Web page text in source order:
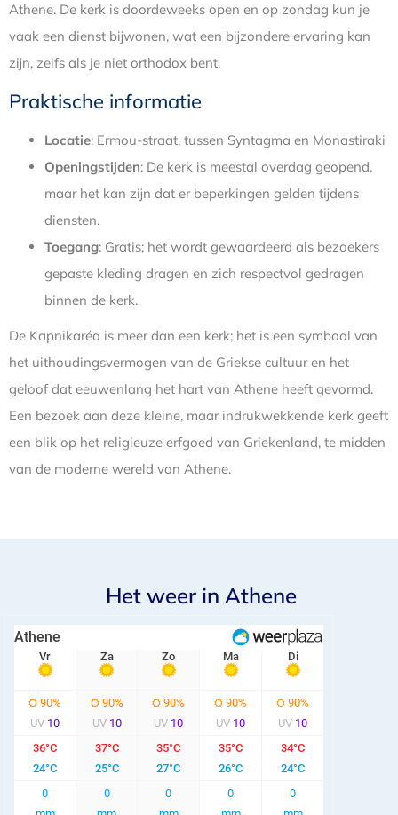
Athene. De kerk is doordeweeks open en op zondag kun je
vaak een dienst bijwonen, wat een bijzondere ervaring kan
zijn, zelfs als je niet orthodox bent.
Praktische informatie
Locatie: Ermou-straat, tussen Syntagma en Monastiraki
Openingstijden: De kerk is meestal overdag geopend,
maar het kan zijn dat er beperkingen gelden tijdens
diensten.
Toegang: Gratis; het wordt gewaardeerd als bezoekers
gepaste kleding dragen en zich respectvol gedragen
binnen de kerk.
De Kapnikaréa is meer dan een kerk; het is een symbool van
het uithoudingsvermogen van de Griekse cultuur en het
geloof dat eeuwenlang het hart van Athene heeft gevormd.
Een bezoek aan deze kleine, maar indrukwekkende kerk geeft
een blik op het religieuze erfgoed van Griekenland, te midden
van de moderne wereld van Athene.
Het weer in Athene